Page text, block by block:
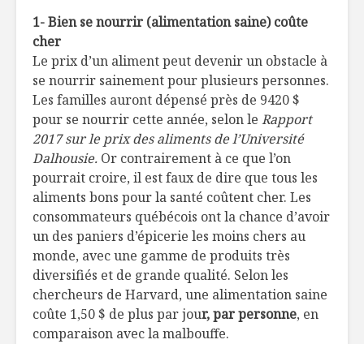
1- Bien se nourrir (alimentation saine) coûte
cher
Le prix d’un aliment peut devenir un obstacle à
se nourrir sainement pour plusieurs personnes.
Les familles auront dépensé près de 9420 $
pour se nourrir cette année, selon le Rapport
2017 sur le prix des aliments de l’Université
Dalhousie. Or contrairement à ce que l’on
pourrait croire, il est faux de dire que tous les
aliments bons pour la santé coûtent cher. Les
consommateurs québécois ont la chance d’avoir
un des paniers d’épicerie les moins chers au
monde, avec une gamme de produits très
diversifiés et de grande qualité. Selon les
chercheurs de Harvard, une alimentation saine
coûte 1,50 $ de plus par jour, par personne, en
comparaison avec la malbouffe.
Sexe et…
condiments!
Un fromage…
adoré !
Tartine